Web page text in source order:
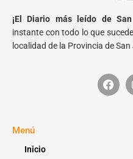
¡El Diario más leído de
instante con todo lo que
localidad de la Provincia de
Menú
Inicio